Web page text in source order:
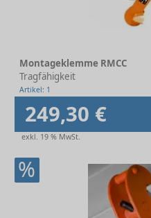
Montageklemme RMCC
Tragfähigkeit
Artikel: 1
249,30 €
exkl. 19 % MwSt.
%